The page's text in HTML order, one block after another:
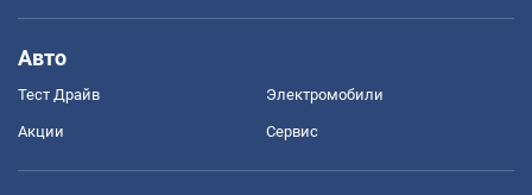
Авто
Тест Драйв Электромобили
Акции Сервис